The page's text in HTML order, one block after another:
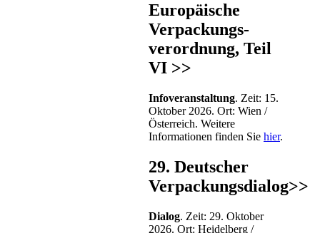
Europäische
Verpackungs-
verordnung, Teil
VI >>
Infoveranstaltung. Zeit: 15.
Oktober 2026. Ort: Wien /
Österreich. Weitere
Informationen finden Sie hier.
29. Deutscher
Verpackungsdialog>>
Dialog. Zeit: 29. Oktober
2026. Ort: Heidelberg /